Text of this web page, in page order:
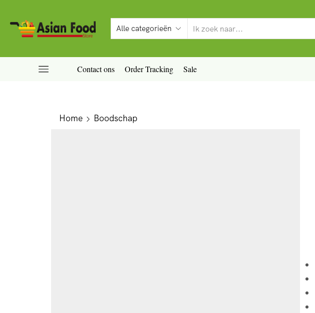
Contact ons Order Tracking Sale
Home Boodschap